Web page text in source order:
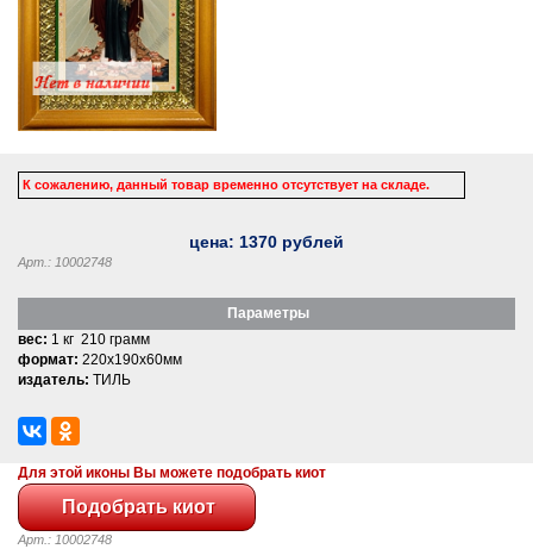
К сожалению, данный товар временно отсутствует на складе.
цена: 1370 рублей
Арт.: 10002748
Параметры
вес: 1 кг 210 грамм
формат: 220x190x60мм
издатель: ТИЛЬ
Для этой иконы Вы можете подобрать киот
Арт.: 10002748